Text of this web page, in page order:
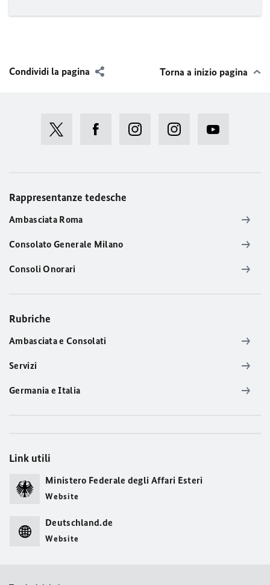
Condividi la pagina Torna a inizio pagina
Rappresentanze tedesche
Ambasciata Roma
Consolato Generale Milano
Consoli Onorari
Rubriche
Ambasciata e Consolati
Servizi
Germania e Italia
Link utili
Ministero Federale degli Affari Esteri
Website
Deutschland.de
Website